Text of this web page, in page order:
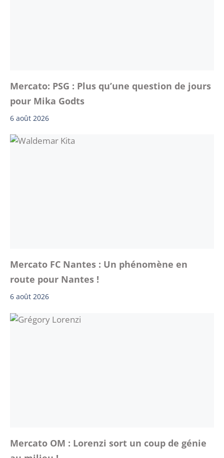
Mercato: PSG : Plus qu’une question de jours
pour Mika Godts
6 août 2026
Mercato FC Nantes : Un phénomène en
route pour Nantes !
6 août 2026
Mercato OM : Lorenzi sort un coup de génie